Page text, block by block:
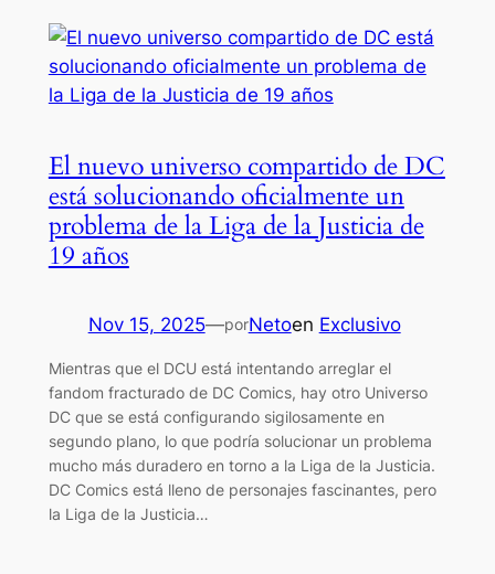
El nuevo universo compartido de DC
está solucionando oficialmente un
problema de la Liga de la Justicia de
19 años
Nov 15, 2025—porNetoen Exclusivo
Mientras que el DCU está intentando arreglar el
fandom fracturado de DC Comics, hay otro Universo
DC que se está configurando sigilosamente en
segundo plano, lo que podría solucionar un problema
mucho más duradero en torno a la Liga de la Justicia.
DC Comics está lleno de personajes fascinantes, pero
la Liga de la Justicia…